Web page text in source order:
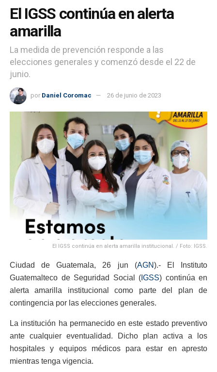
El IGSS continúa en alerta
amarilla
La medida de prevención responde a las
elecciones generales y comenzó desde el 22 de
junio.
por Daniel Coromac 26 de junio de 2023
El IGSS continúa en alerta amarilla institucional. / Foto: IGSS.
Ciudad de Guatemala, 26 jun (AGN).- El Instituto
Guatemalteco de Seguridad Social ( IGSS) continúa en
alerta amarilla institucional como parte del plan de
contingencia por las elecciones generales.
La institución ha permanecido en este estado preventivo
ante cualquier eventualidad. Dicho plan activa a los
hospitales y equipos médicos para estar en apresto
mientras tenga vigencia.